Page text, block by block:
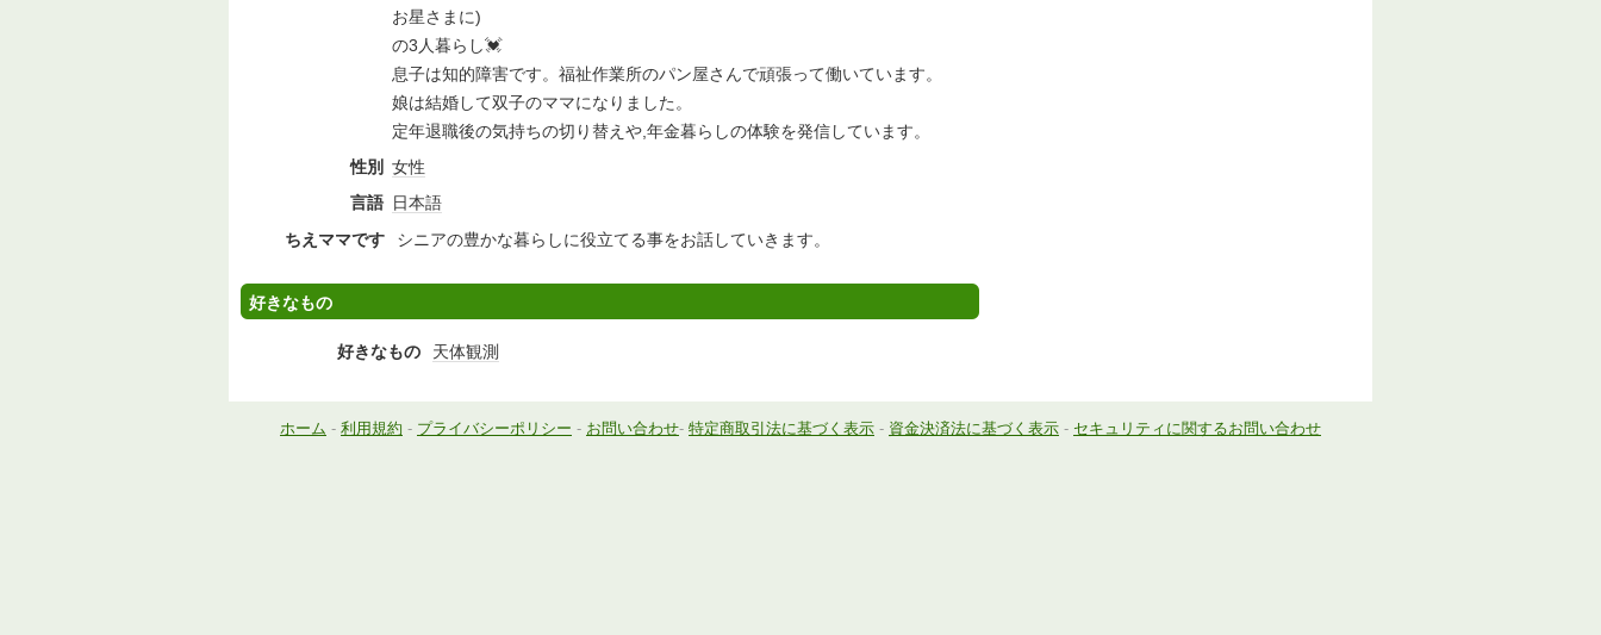
お星さまに)
の3人暮らし💓
息子は知的障害です。福祉作業所のパン屋さんで頑張って働いています。
娘は結婚して双子のママになりました。
定年退職後の気持ちの切り替えや,年金暮らしの体験を発信しています。
性別
女性
言語 日本語
ちえママです
シニアの豊かな暮らしに役立てる事をお話していきます。
好きなもの
好きなもの 天体観測
ホーム - 利用規約 - プライバシーポリシー - お問い合わせ- 特定商取引法に基づく表示 - 資金決済法に基づく表示 - セキュリティに関するお問い合わせ